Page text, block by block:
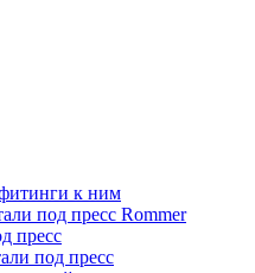
к ним
под пресс Rommer
пресс
под пресс